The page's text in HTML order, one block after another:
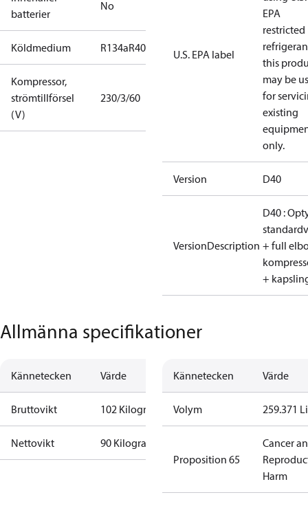
batterier
No
Köldmedium R134aR404A R448A R449A R452A R513A
Kompressor,
strömtillförsel
(V)
230/3/60
U.S. EPA label
EPA
restricted
this
may be
for
existing
only.
Version D40
VersionDescription
D40 :
+ full
+
Allmänna specifikationer
Kännetecken Värde
Bruttovikt 102 Kilogram
Nettovikt 90 Kilogram
Kännetecken Värde
Volym 259.371
Proposition 65
Cancer
Harm